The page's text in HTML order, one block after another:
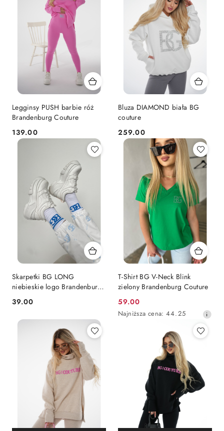
Legginsy PUSH barbie róż
Brandenburg Couture
Cena:
139.00
Bluza DIAMOND biała BG
couture
Cena:
259.00
Skarpetki BG LONG
niebieskie logo Brandenburg
Cena:
39.00
T-Shirt BG V-Neck Blink
zielony Brandenburg Couture
Cena
promocyjna:
59.00
Najniższa
Najniższa cena: 44.25